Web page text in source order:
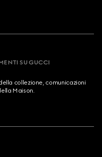
SU GUCCI
collezione, comunicazioni
Maison.